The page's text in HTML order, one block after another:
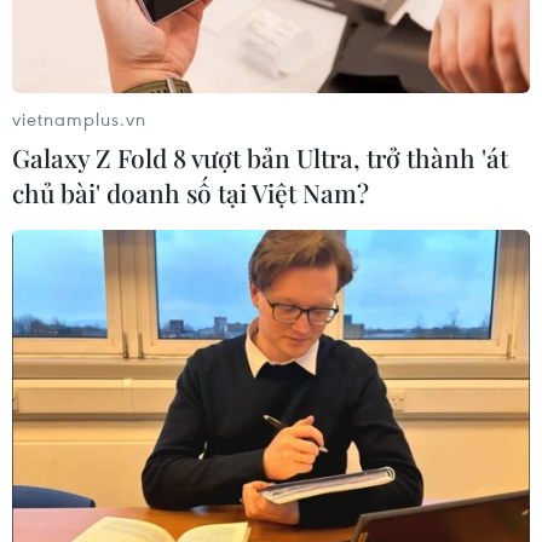
thành phố trong cả nước về địa phương ăn Tết phải
khai báo y tế nhưng không phải bất kể ai về cũng bắt
buộc phải cách ly.
Hà Nội thực hiện quyết liệt
vietnamplus.vn
Galaxy Z Fold 8 vượt bản Ultra, trở thành 'át
chủ bài' doanh số tại Việt Nam?